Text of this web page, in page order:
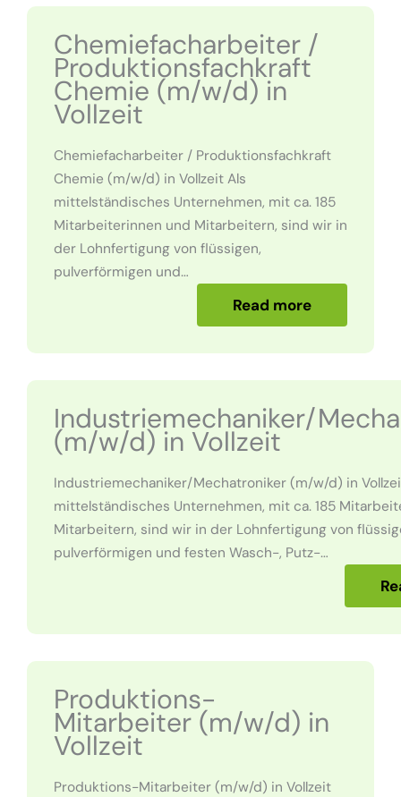
Chemiefacharbeiter /
Produktionsfachkraft
Chemie (m/w/d) in
Vollzeit
Chemiefacharbeiter / Produktionsfachkraft
Chemie (m/w/d) in Vollzeit Als
mittelständisches Unternehmen, mit ca. 185
Mitarbeiterinnen und Mitarbeitern, sind wir in
der Lohnfertigung von flüssigen,
pulverförmigen und…
Read more
Industriemechaniker/
(m/w/d) in Vollzeit
Industriemechaniker/Mechatroniker (m/w/d) in
mittelständisches Unternehmen, mit ca. 185
Mitarbeitern, sind wir in der Lohnfertigung von
pulverförmigen und festen Wasch-, Putz-…
Produktions-
Mitarbeiter (m/w/d) in
Vollzeit
Produktions-Mitarbeiter (m/w/d) in Vollzeit